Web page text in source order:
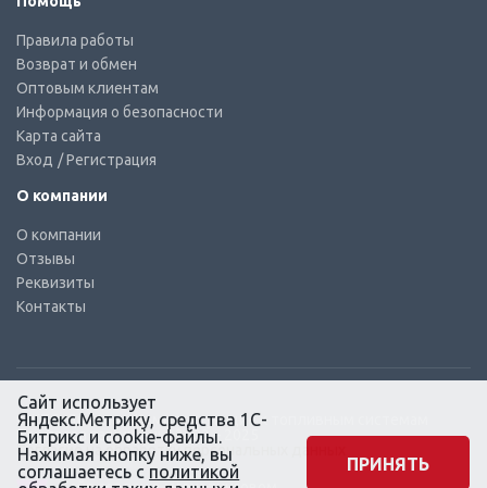
Правила работы
Возврат и обмен
Оптовым клиентам
Информация о безопасности
Карта сайта
Вход / Регистрация
О компании
О компании
Отзывы
Реквизиты
Контакты
© КТС-Дизель – Комплектующие к топливным системам
Все права защищены, 2003 – 2025
Согласие на обработку персональных данных
Сайт использует
Яндекс.Метрику, средства 1С-
Битрикс и cookie-файлы.
Нажимая кнопку ниже, вы
соглашаетесь с политикой
ПРИНЯТЬ